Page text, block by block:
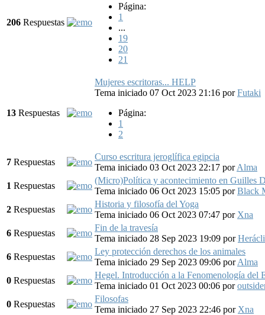
206 Respuestas
Página:
1
...
19
20
21
13 Respuestas
Mujeres escritoras... HELP
Tema iniciado 07 Oct 2023 21:16 porFutaki
Página:
1
2
7 Respuestas
Curso escritura jeroglífica egipcia
Tema iniciado 03 Oct 2023 22:17 porAlma
1 Respuestas
(Micro)Política y acontecimiento en Guilles
Tema iniciado 06 Oct 2023 15:05 porBlack
2 Respuestas
Historia y filosofía del Yoga
Tema iniciado 06 Oct 2023 07:47 por Xna
6 Respuestas
Fin de la travesía
Tema iniciado 28 Sep 2023 19:09 por
6 Respuestas
Ley protección derechos de los animales
Tema iniciado 29 Sep 2023 09:06 porAlma
0 Respuestas
Hegel. Introducción a la Fenomenología del
Tema iniciado 01 Oct 2023 00:06 por
0 Respuestas
Filosofas
Tema iniciado 27 Sep 2023 22:46 por Xna